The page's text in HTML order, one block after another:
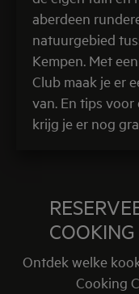
aberdeen
natuurgebied
Kempen. Met
Club maak je er
van. En tips
krijg je er nog
Ontdek welke
Cooking